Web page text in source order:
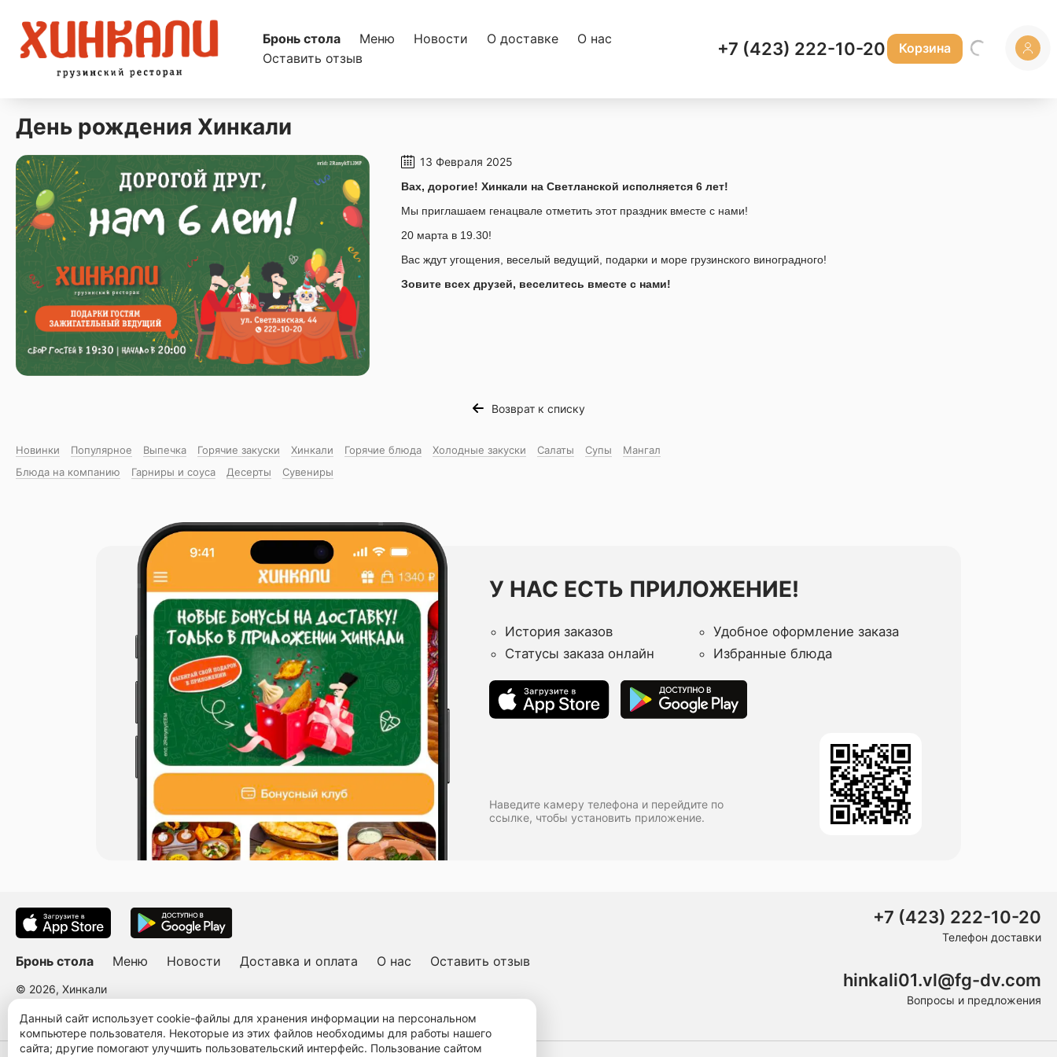
Бронь стола Меню Новости О доставке
О нас
Оставить отзыв
+7 (423) 222-10-20 Корзина
День рождения Хинкали
13 Февраля 2025
Вах, дорогие! Хинкали на Светланской исполняется 6 лет!
Мы приглашаем генацвале отметить этот праздник вместе с нами!
20 марта в 19.30!
Вас ждут угощения, веселый ведущий, подарки и море грузинского виноградного!
Зовите всех друзей, веселитесь вместе с нами!
Возврат к списку
Новинки Популярное Выпечка Горячие закуски Хинкали Горячие блюда Холодные закуски Салаты Супы
Мангал
Блюда на компанию
Гарниры и соуса Десерты Сувениры
У НАС ЕСТЬ ПРИЛОЖЕНИЕ!
История заказов
Удобное оформление заказа
Статусы заказа онлайн
Избранные блюда
Наведите камеру телефона и перейдите по
ссылке, чтобы установить приложение.
Бронь стола Меню Новости Доставка и оплата О нас Оставить отзыв
© 2026, Хинкали
+7 (423) 222-10-20
Телефон доставки
hinkali01.vl@fg-dv.com
Вопросы и предложения
Данный сайт использует cookie-файлы для хранения информации на персональном
компьютере пользователя. Некоторые из этих файлов необходимы для работы нашего
сайта; другие помогают улучшить пользовательский интерфейс. Пользование сайтом